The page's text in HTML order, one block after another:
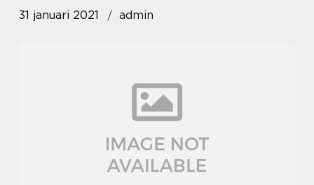
31 januari 2021 admin